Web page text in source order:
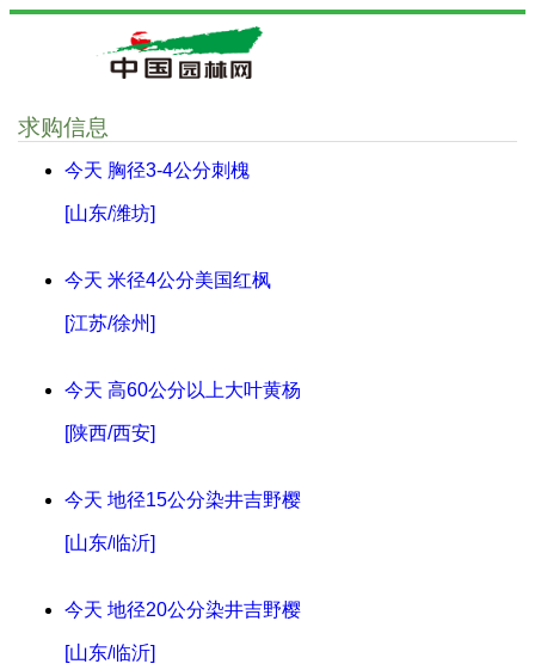
求购信息
今天 胸径3-4公分刺槐
[山东/潍坊]
今天 米径4公分美国红枫
[江苏/徐州]
今天 高60公分以上大叶黄杨
[陕西/西安]
今天 地径15公分染井吉野樱
[山东/临沂]
今天 地径20公分染井吉野樱
[山东/临沂]